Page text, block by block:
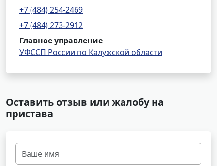
+7 (484) 254-2469
+7 (484) 273-2912
Главное управление
УФССП России по Калужской области
Оставить отзыв или жалобу на
пристава